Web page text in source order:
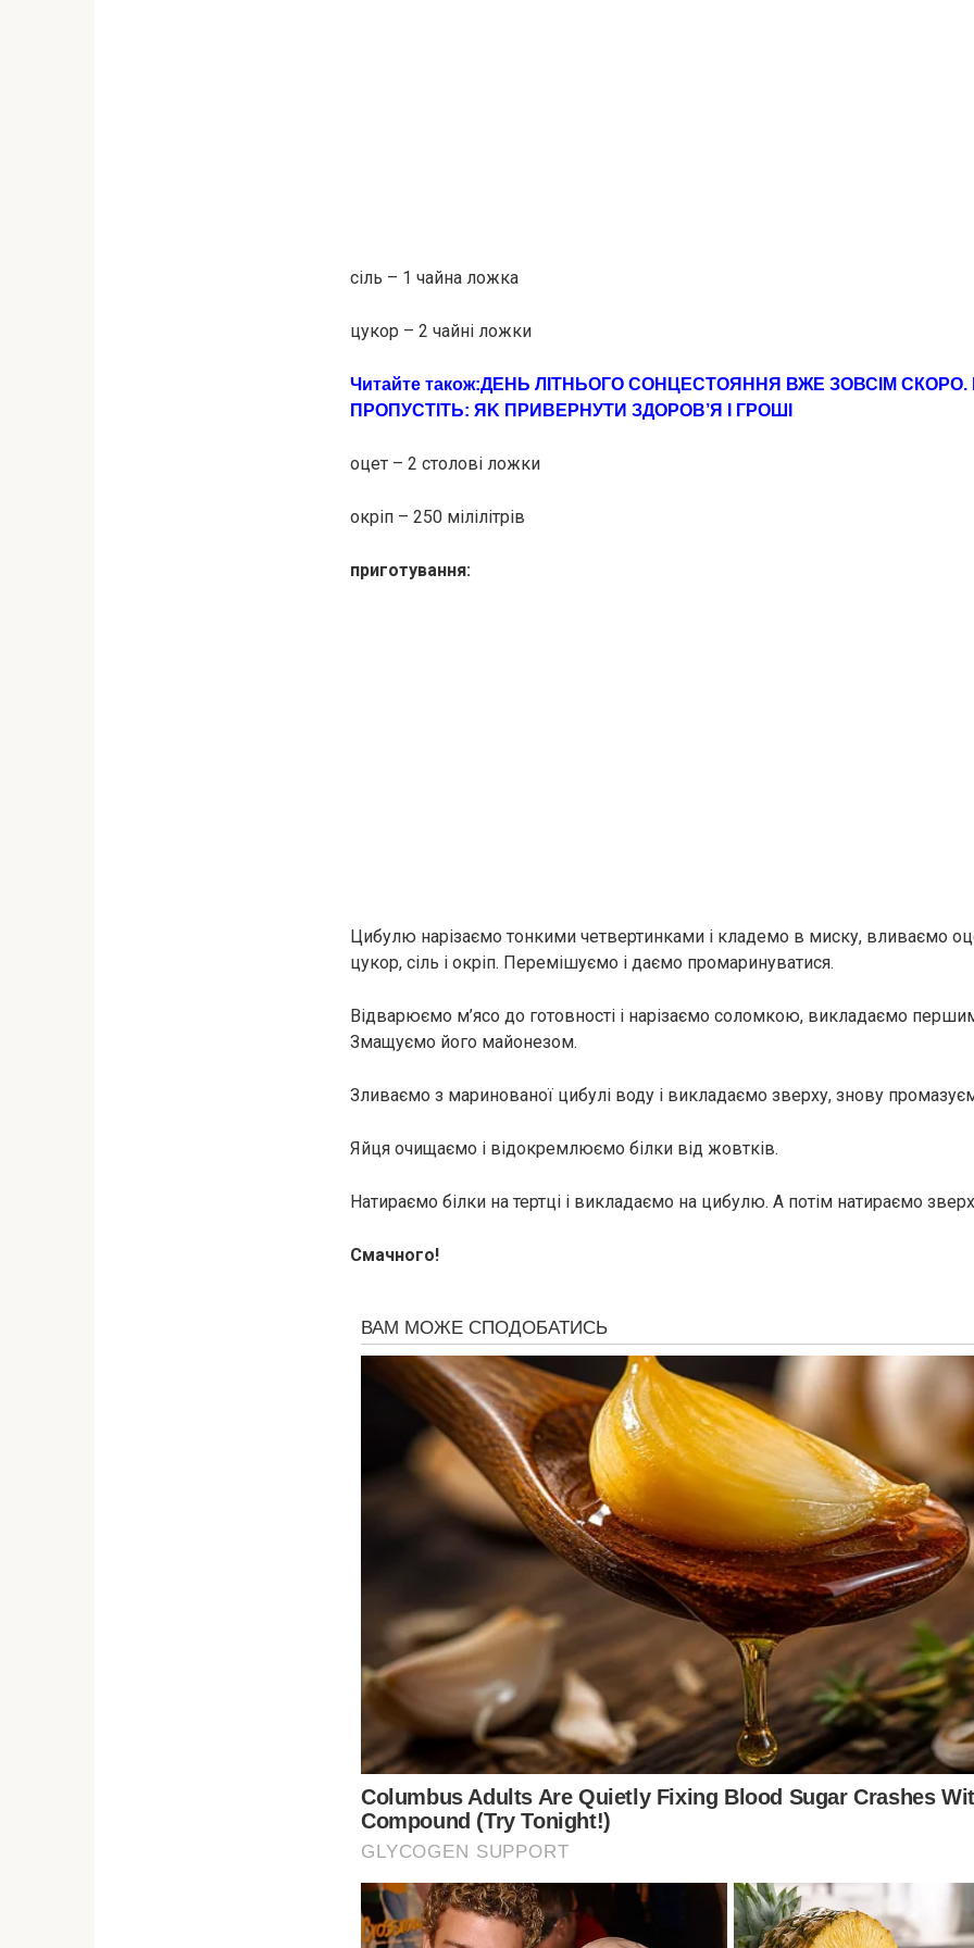
сіль – 1 чайна ложка
цукор – 2 чайні ложки
Читайте також:ДЕНЬ ЛІТНЬОГО СОНЦЕСТОЯННЯ ВЖЕ ЗOВСІМ СКOРО.
ПРOПУCТІТЬ: ЯK ПРИВEРНУТИ ЗДOРОВ’Я І ГРОШІ
оцет – 2 столові ложки
окріп – 250 мілілітрів
приготування:
Цибулю нарізаємо тонкими четвертинками і кладемо в миску, вливаємо
цукор, сіль і окріп. Перемішуємо і даємо промаринуватися.
Відварюємо м’ясо до готовності і нарізаємо соломкою, викладаємо
Змащуємо його майонезом.
Зливаємо з маринованої цибулі воду і викладаємо зверху, знову
Яйця очищаємо і відокремлюємо білки від жовтків.
Натираємо білки на тертці і викладаємо на цибулю. А потім натираємо
Смачного!